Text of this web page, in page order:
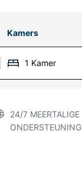
Kamers
1 Kamer
24/7 MEERTALIGE
ONDERSTEUNING